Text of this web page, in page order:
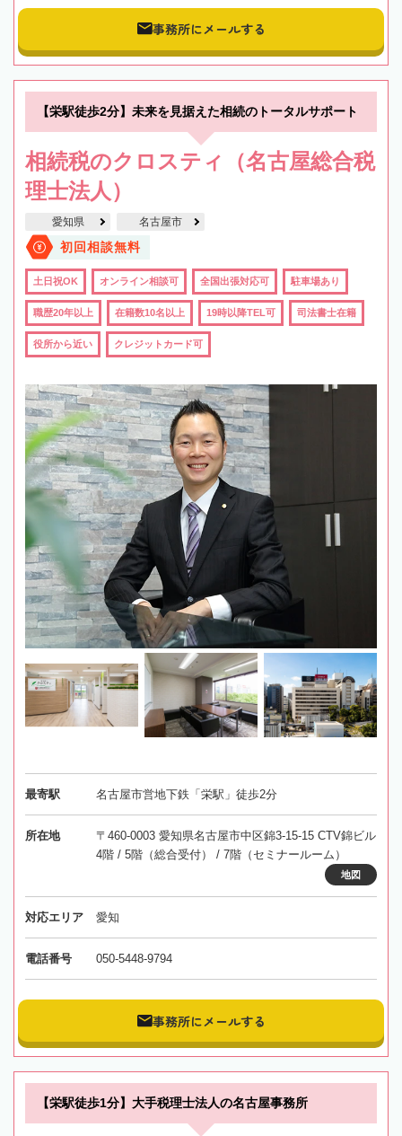
事務所にメールする
【栄駅徒歩2分】未来を見据えた相続のトータルサポート
相続税のクロスティ（名古屋総合税
理士法人）
愛知県 名古屋市
初回相談無料
土日祝OK オンライン相談可 全国出張対応可 駐車場あり
職歴20年以上 在籍数10名以上 19時以降TEL可 司法書士在籍
役所から近い クレジットカード可
最寄駅 名古屋市営地下鉄「栄駅」徒歩2分
所在地
〒460-0003 愛知県名古屋市中区錦3-15-15 CTV錦ビル
4階 / 5階（総合受付） / 7階（セミナールーム）
地図
対応エリア 愛知
電話番号 050-5448-9794
事務所にメールする
【栄駅徒歩1分】大手税理士法人の名古屋事務所